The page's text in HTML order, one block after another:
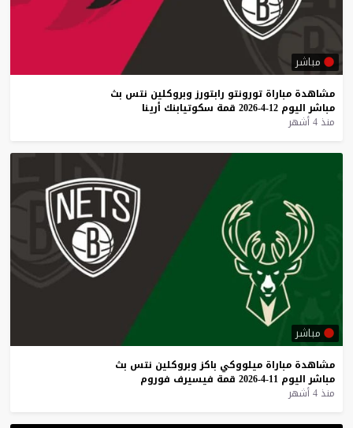
مباشر
مشاهدة مباراة تورونتو رابتورز وبروكلين نتس بث
مباشر اليوم 12-4-2026 قمة سكوتيابنك أرينا
منذ 4 أشهر
مباشر
مشاهدة مباراة ميلووكي باكز وبروكلين نتس بث
مباشر اليوم 11-4-2026 قمة فيسيرف فوروم
منذ 4 أشهر